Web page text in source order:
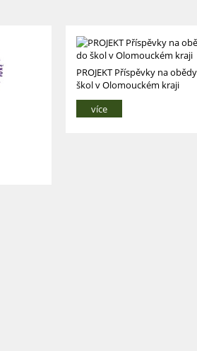
PROJEKT Příspěvky na
škol v Olomouckém kraji
více